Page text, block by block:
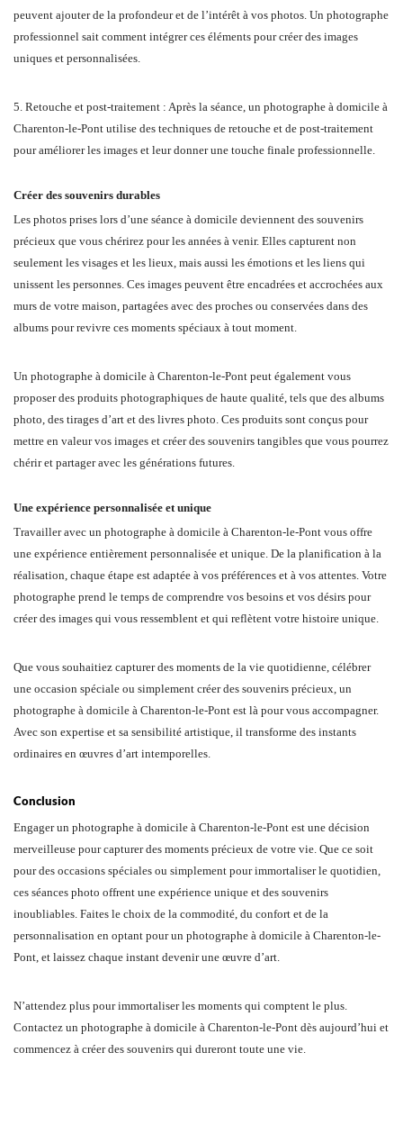
peuvent ajouter de la profondeur et de l’intérêt à vos photos. Un photographe
professionnel sait comment intégrer ces éléments pour créer des images
uniques et personnalisées.
5. Retouche et post-traitement : Après la séance, un photographe à domicile à
Charenton-le-Pont utilise des techniques de retouche et de post-traitement
pour améliorer les images et leur donner une touche finale professionnelle.
Créer des souvenirs durables
Les photos prises lors d’une séance à domicile deviennent des souvenirs
précieux que vous chérirez pour les années à venir. Elles capturent non
seulement les visages et les lieux, mais aussi les émotions et les liens qui
unissent les personnes. Ces images peuvent être encadrées et accrochées aux
murs de votre maison, partagées avec des proches ou conservées dans des
albums pour revivre ces moments spéciaux à tout moment.
Un photographe à domicile à Charenton-le-Pont peut également vous
proposer des produits photographiques de haute qualité, tels que des albums
photo, des tirages d’art et des livres photo. Ces produits sont conçus pour
mettre en valeur vos images et créer des souvenirs tangibles que vous pourrez
chérir et partager avec les générations futures.
Une expérience personnalisée et unique
Travailler avec un photographe à domicile à Charenton-le-Pont vous offre
une expérience entièrement personnalisée et unique. De la planification à la
réalisation, chaque étape est adaptée à vos préférences et à vos attentes. Votre
photographe prend le temps de comprendre vos besoins et vos désirs pour
créer des images qui vous ressemblent et qui reflètent votre histoire unique.
Que vous souhaitiez capturer des moments de la vie quotidienne, célébrer
une occasion spéciale ou simplement créer des souvenirs précieux, un
photographe à domicile à Charenton-le-Pont est là pour vous accompagner.
Avec son expertise et sa sensibilité artistique, il transforme des instants
ordinaires en œuvres d’art intemporelles.
Conclusion
Engager un photographe à domicile à Charenton-le-Pont est une décision
merveilleuse pour capturer des moments précieux de votre vie. Que ce soit
pour des occasions spéciales ou simplement pour immortaliser le quotidien,
ces séances photo offrent une expérience unique et des souvenirs
inoubliables. Faites le choix de la commodité, du confort et de la
personnalisation en optant pour un photographe à domicile à Charenton-le-
Pont, et laissez chaque instant devenir une œuvre d’art.
N’attendez plus pour immortaliser les moments qui comptent le plus.
Contactez un photographe à domicile à Charenton-le-Pont dès aujourd’hui et
commencez à créer des souvenirs qui dureront toute une vie.